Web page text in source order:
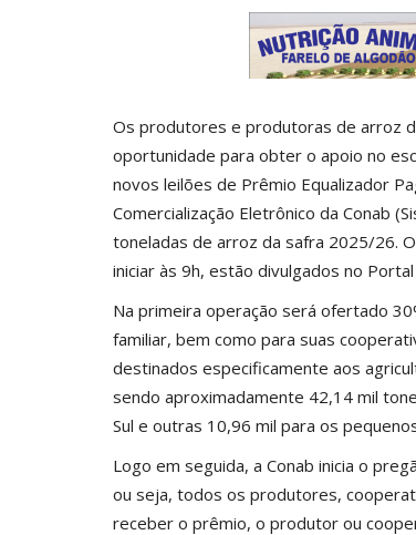
Os produtores e produtoras de arroz
oportunidade para obter o apoio no
novos leilões de Prêmio Equalizador
Comercialização Eletrônico da Conab
toneladas de arroz da safra 2025/26.
iniciar às 9h, estão divulgados no
Na primeira operação será ofertado
familiar, bem como para suas
destinados especificamente aos
sendo aproximadamente 42,14 mil
Sul e outras 10,96 mil para os
Logo em seguida, a Conab inicia o
ou seja, todos os produtores,
receber o prêmio, o produtor ou